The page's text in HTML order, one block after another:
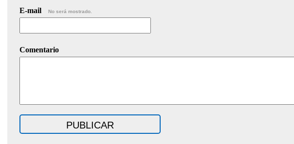
E-mail No será mostrado.
Comentario